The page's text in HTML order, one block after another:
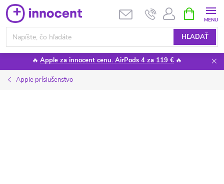
Prejsť
na
obsah
HĽADAŤ
KOŠÍK
🔥 Apple za innocent cenu. AirPods 4 za 119 € 🔥
Apple príslušenstvo